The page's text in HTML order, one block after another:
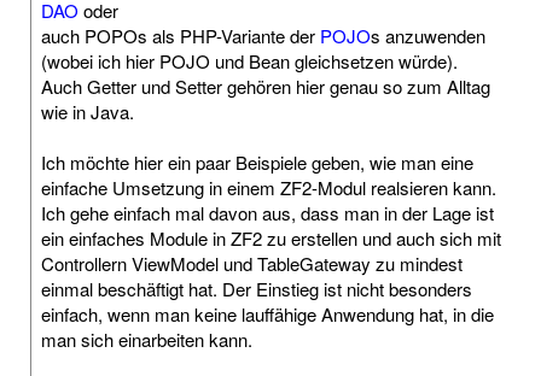
DAO oder
auch POPOs als PHP-Variante der POJOs anzuwenden
(wobei ich hier POJO und Bean gleichsetzen würde).
Auch Getter und Setter gehören hier genau so zum Alltag
wie in Java.
Ich möchte hier ein paar Beispiele geben, wie man eine
einfache Umsetzung in einem ZF2-Modul realsieren kann.
Ich gehe einfach mal davon aus, dass man in der Lage ist
ein einfaches Module in ZF2 zu erstellen und auch sich mit
Controllern ViewModel und TableGateway zu mindest
einmal beschäftigt hat. Der Einstieg ist nicht besonders
einfach, wenn man keine lauffähige Anwendung hat, in die
man sich einarbeiten kann.